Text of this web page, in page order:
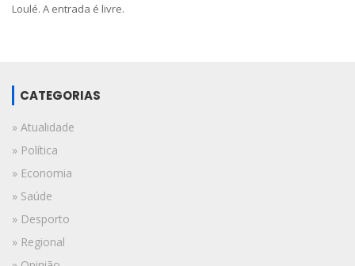
Loulé. A entrada é livre.
CATEGORIAS
» Atualidade
» Política
» Economia
» Saúde
» Desporto
» Regional